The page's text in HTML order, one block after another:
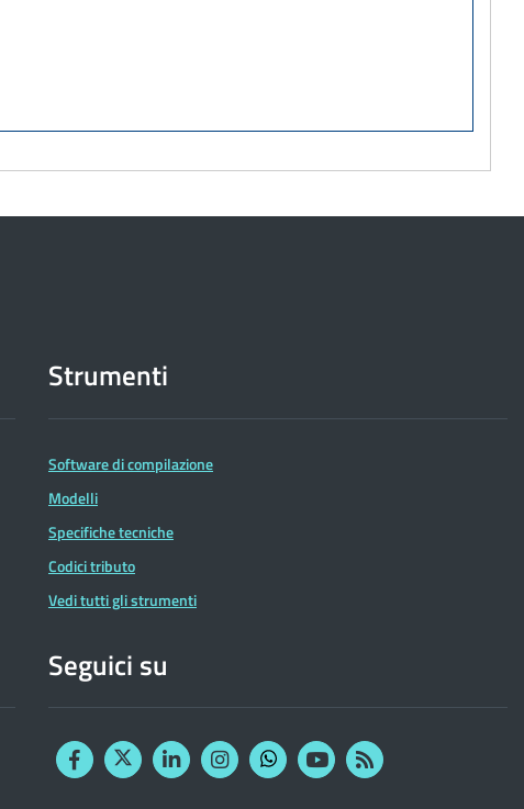
Strumenti
Software di compilazione
Modelli
Specifiche tecniche
Codici tributo
Vedi tutti gli strumenti
Seguici su
FacebookTwitterLinkedinInstagram
YouTubeRSS